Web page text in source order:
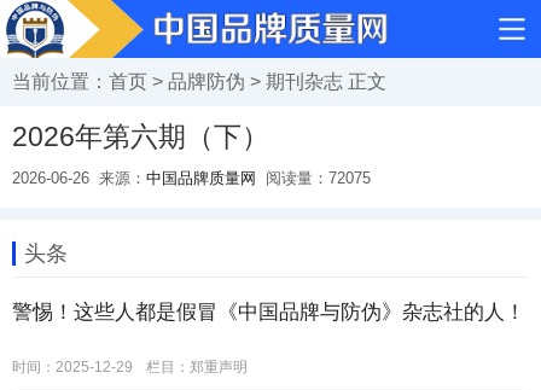
当前位置： 首页 > 品牌防伪 > 期刊杂志 正文
2026年第六期（下）
2026-06-26 来源： 中国品牌质量网 阅读量： 72075
头条
警惕！这些人都是假冒《中国品牌与防伪》杂志社的人！
时间：2025-12-29 栏目： 郑重声明